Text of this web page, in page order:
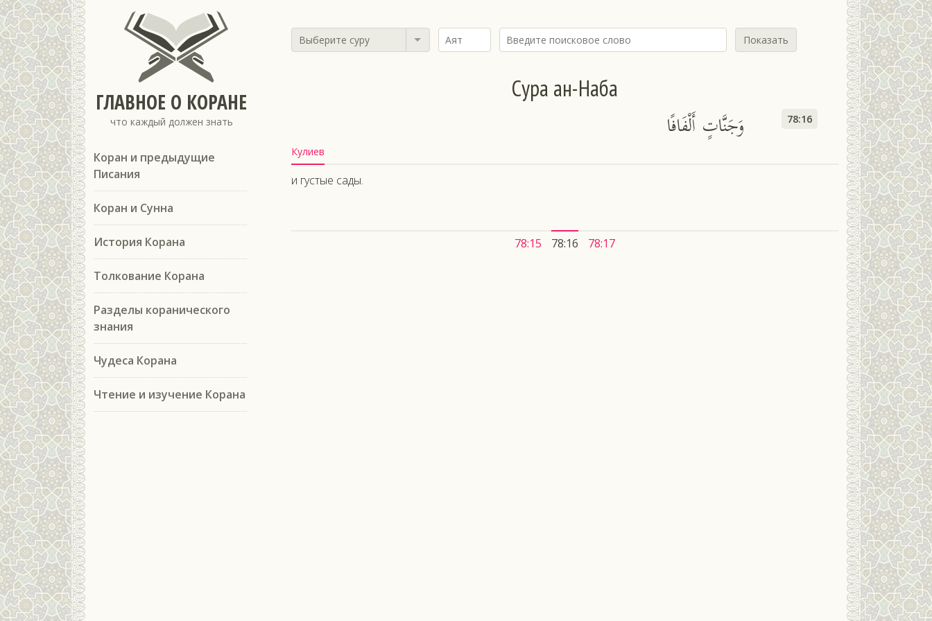
ГЛАВНОЕ О КОРАНЕ
что каждый должен знать
Коран и предыдущие
Писания
Коран и Сунна
История Корана
Толкование Корана
Разделы коранического
знания
Чудеса Корана
Чтение и изучение Корана
Выберите суру Показать
Сура ан-Наба
وَجَنَّاتٍ أَلْفَافًا 78:16
Кулиев
и густые сады.
78:15 78:16 78:17